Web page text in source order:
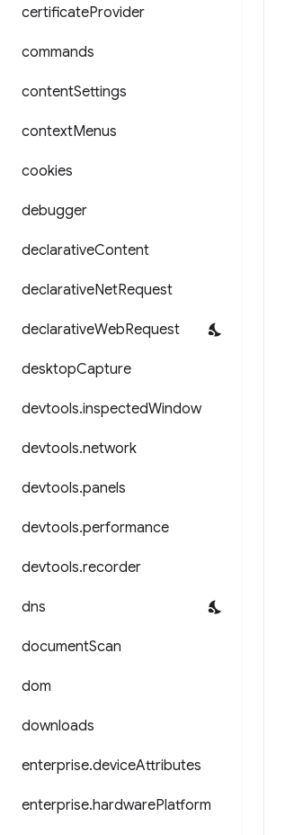
certificateProvider
commands
contentSettings
contextMenus
cookies
debugger
declarativeContent
declarativeNetRequest
declarativeWebRequest
desktopCapture
devtools.inspectedWindow
devtools.network
devtools.panels
devtools.performance
devtools.recorder
dns
documentScan
dom
downloads
enterprise.deviceAttributes
enterprise.hardwarePlatform